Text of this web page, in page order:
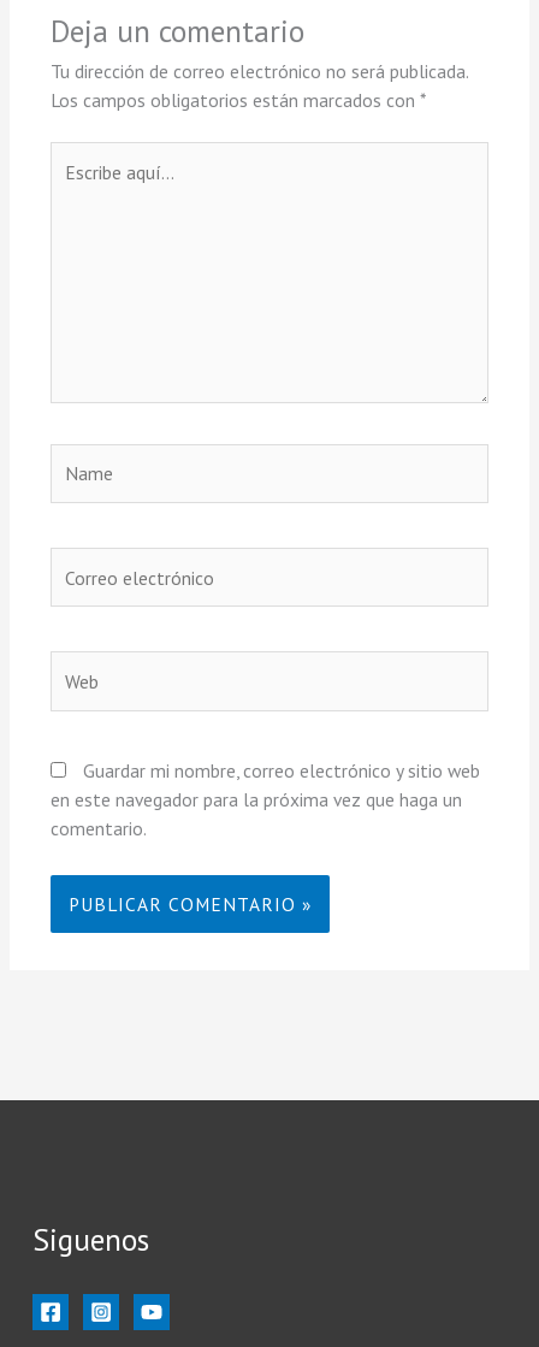
Deja un comentario
Tu dirección de correo electrónico no será publicada.
Los campos obligatorios están marcados con *
aquí...
electrónico
Guardar mi nombre, correo electrónico y sitio web
en este navegador para la próxima vez que haga un
comentario.
Siguenos